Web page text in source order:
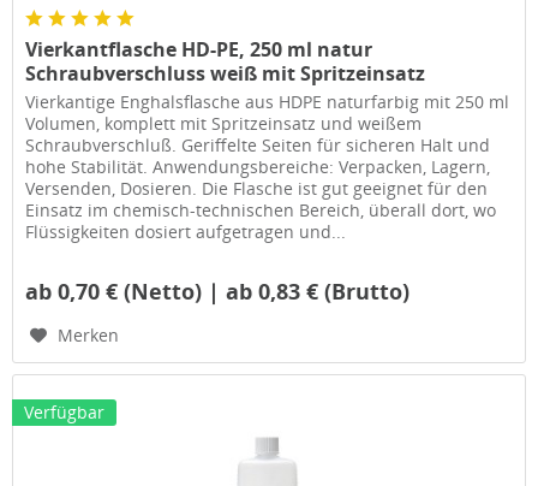
Vierkantflasche HD-PE, 250 ml natur
Schraubverschluss weiß mit Spritzeinsatz
Vierkantige Enghalsflasche aus HDPE naturfarbig mit 250 ml
Volumen, komplett mit Spritzeinsatz und weißem
Schraubverschluß. Geriffelte Seiten für sicheren Halt und
hohe Stabilität. Anwendungsbereiche: Verpacken, Lagern,
Versenden, Dosieren. Die Flasche ist gut geeignet für den
Einsatz im chemisch-technischen Bereich, überall dort, wo
Flüssigkeiten dosiert aufgetragen und...
ab 0,70 € (Netto) | ab 0,83 € (Brutto)
Merken
Verfügbar